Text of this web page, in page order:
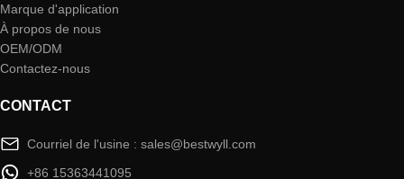
Marque d'application
À propos de nous
OEM/ODM
Contactez-nous
CONTACT
Courriel de l'usine : sales@bestwyll.com
+86 15363441095